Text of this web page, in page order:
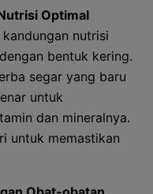
Optimal
nutrisi
bentuk kering.
segar yang baru
untuk
dan mineralnya.
untuk memastikan